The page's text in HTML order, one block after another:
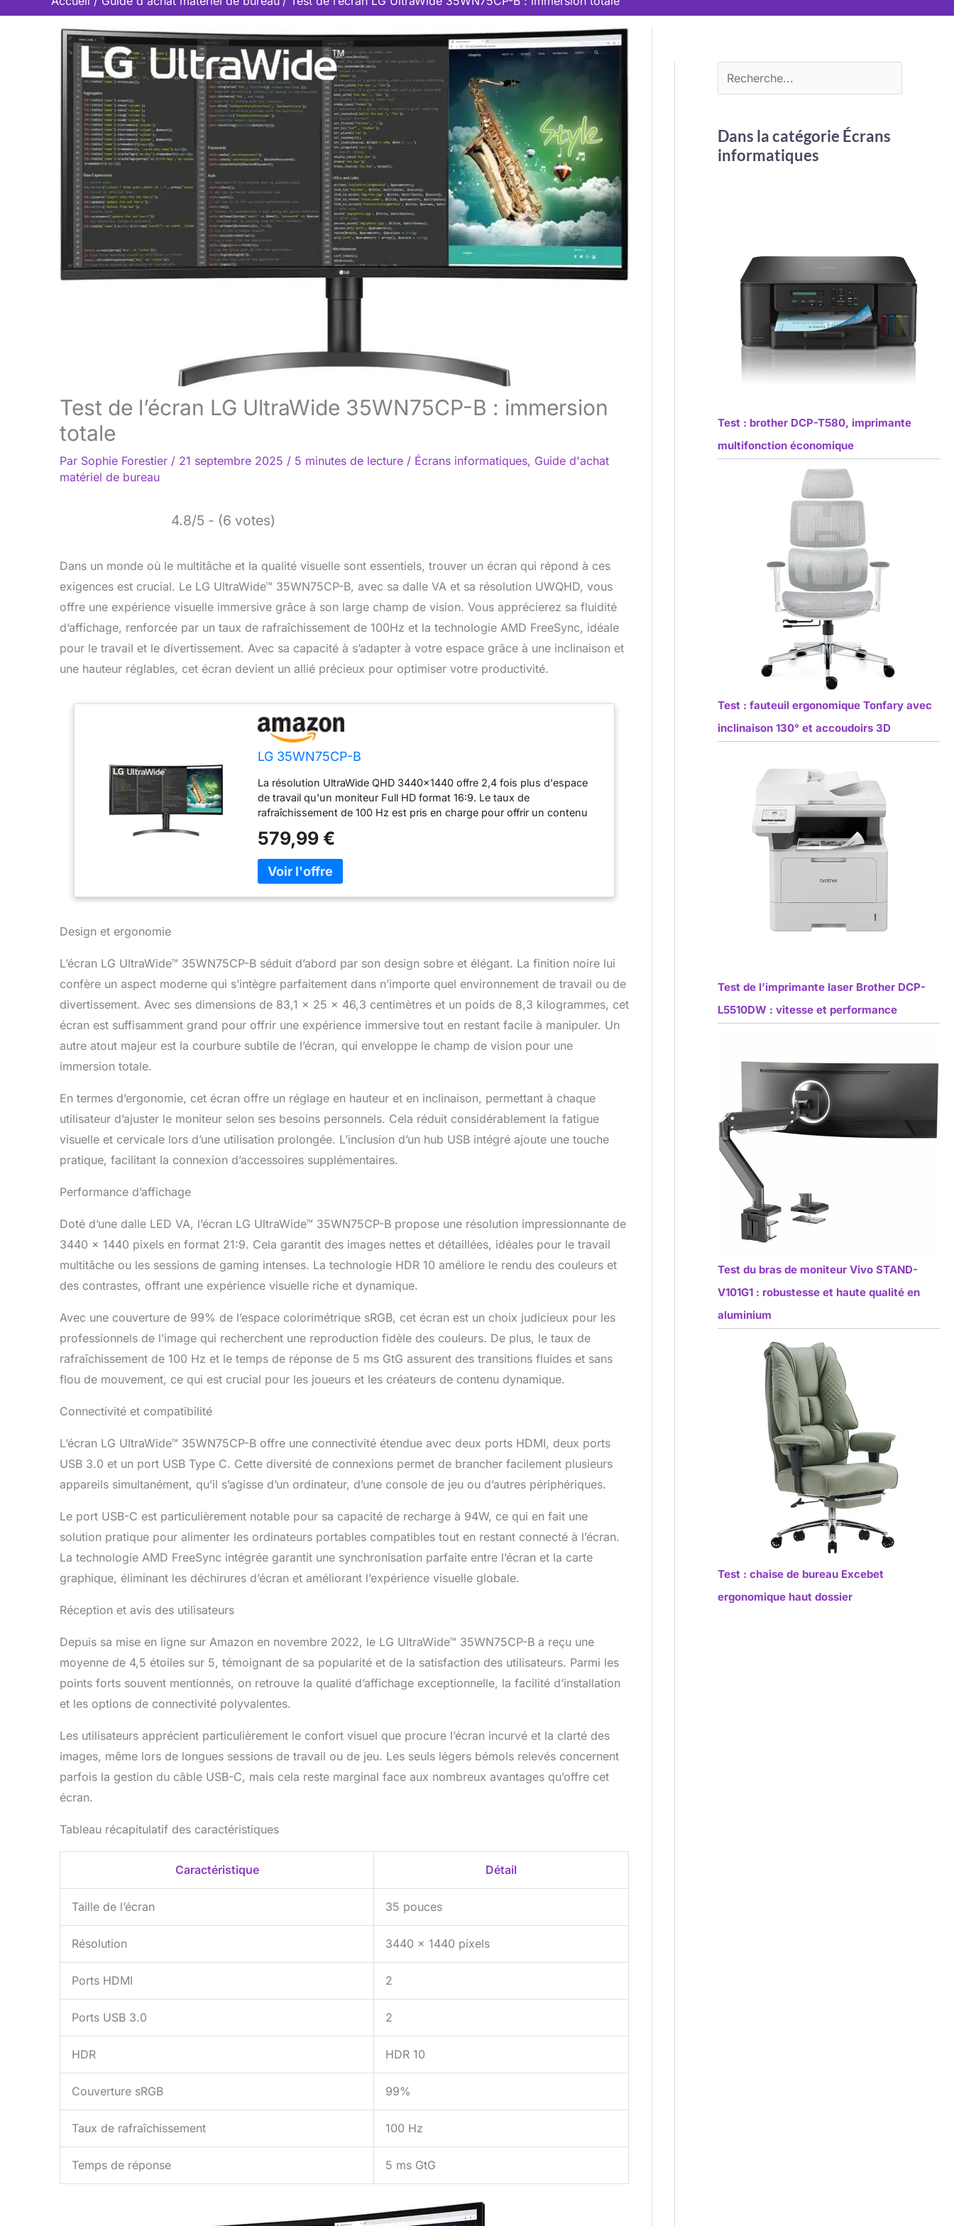
Test de l’écran LG UltraWide 35WN75CP-B : immersion
totale
Par Sophie Forestier / 21 septembre 2025 / 5 minutes de lecture / Écrans informatiques, Guide d'achat
matériel de bureau
4.8/5 - (6 votes)
Dans un monde où le multitâche et la qualité visuelle sont essentiels, trouver un écran qui répond à ces
exigences est crucial. Le LG UltraWide™ 35WN75CP-B, avec sa dalle VA et sa résolution UWQHD, vous
offre une expérience visuelle immersive grâce à son large champ de vision. Vous apprécierez sa fluidité
d’affichage, renforcée par un taux de rafraîchissement de 100Hz et la technologie AMD FreeSync, idéale
pour le travail et le divertissement. Avec sa capacité à s’adapter à votre espace grâce à une inclinaison et
une hauteur réglables, cet écran devient un allié précieux pour optimiser votre productivité.
LG 35WN75CP-B
La résolution UltraWide QHD 3440x1440 offre 2,4 fois plus d'espace
de travail qu'un moniteur Full HD format 16:9. Le taux de
rafraîchissement de 100 Hz est pris en charge pour offrir un contenu
connecter l'écran à votre ordinateur portable tout en chargeant votre
ordinateur portable (~90W). La prise en charge de l'HDR vous permet
de profiter pleinement des jeux et films en haute résolution avec des
couleurs plus éclatantes que jamais. Ce moniteur est équipé de deux
haut-parleurs intégrés 7W MAXXAUDIO pour une expérience encore
579,99 €
Design et ergonomie
L’écran LG UltraWide™ 35WN75CP-B séduit d’abord par son design sobre et élégant. La finition noire lui
confère un aspect moderne qui s’intègre parfaitement dans n’importe quel environnement de travail ou de
divertissement. Avec ses dimensions de 83,1 x 25 x 46,3 centimètres et un poids de 8,3 kilogrammes, cet
écran est suffisamment grand pour offrir une expérience immersive tout en restant facile à manipuler. Un
autre atout majeur est la courbure subtile de l’écran, qui enveloppe le champ de vision pour une
immersion totale.
En termes d’ergonomie, cet écran offre un réglage en hauteur et en inclinaison, permettant à chaque
utilisateur d’ajuster le moniteur selon ses besoins personnels. Cela réduit considérablement la fatigue
visuelle et cervicale lors d’une utilisation prolongée. L’inclusion d’un hub USB intégré ajoute une touche
pratique, facilitant la connexion d’accessoires supplémentaires.
Performance d’affichage
Doté d’une dalle LED VA, l’écran LG UltraWide™ 35WN75CP-B propose une résolution impressionnante de
3440 x 1440 pixels en format 21:9. Cela garantit des images nettes et détaillées, idéales pour le travail
multitâche ou les sessions de gaming intenses. La technologie HDR 10 améliore le rendu des couleurs et
des contrastes, offrant une expérience visuelle riche et dynamique.
Avec une couverture de 99% de l’espace colorimétrique sRGB, cet écran est un choix judicieux pour les
professionnels de l’image qui recherchent une reproduction fidèle des couleurs. De plus, le taux de
rafraîchissement de 100 Hz et le temps de réponse de 5 ms GtG assurent des transitions fluides et sans
flou de mouvement, ce qui est crucial pour les joueurs et les créateurs de contenu dynamique.
Connectivité et compatibilité
L’écran LG UltraWide™ 35WN75CP-B offre une connectivité étendue avec deux ports HDMI, deux ports
USB 3.0 et un port USB Type C. Cette diversité de connexions permet de brancher facilement plusieurs
appareils simultanément, qu’il s’agisse d’un ordinateur, d’une console de jeu ou d’autres périphériques.
Le port USB-C est particulièrement notable pour sa capacité de recharge à 94W, ce qui en fait une
solution pratique pour alimenter les ordinateurs portables compatibles tout en restant connecté à l’écran.
La technologie AMD FreeSync intégrée garantit une synchronisation parfaite entre l’écran et la carte
graphique, éliminant les déchirures d’écran et améliorant l’expérience visuelle globale.
Réception et avis des utilisateurs
Depuis sa mise en ligne sur Amazon en novembre 2022, le LG UltraWide™ 35WN75CP-B a reçu une
moyenne de 4,5 étoiles sur 5, témoignant de sa popularité et de la satisfaction des utilisateurs. Parmi les
points forts souvent mentionnés, on retrouve la qualité d’affichage exceptionnelle, la facilité d’installation
et les options de connectivité polyvalentes.
Les utilisateurs apprécient particulièrement le confort visuel que procure l’écran incurvé et la clarté des
images, même lors de longues sessions de travail ou de jeu. Les seuls légers bémols relevés concernent
parfois la gestion du câble USB-C, mais cela reste marginal face aux nombreux avantages qu’offre cet
écran.
Tableau récapitulatif des caractéristiques
Caractéristique Détail
Taille de l’écran 35 pouces
Résolution 3440 x 1440 pixels
Ports HDMI 2
Ports USB 3.0 2
HDR HDR 10
Couverture sRGB 99%
Taux de rafraîchissement 100 Hz
Temps de réponse 5 ms GtG
Dans la catégorie Écrans
informatiques
Test : brother DCP-T580, imprimante
multifonction économique
Test : fauteuil ergonomique Tonfary avec
inclinaison 130° et accoudoirs 3D
Test de l’imprimante laser Brother DCP-
L5510DW : vitesse et performance
Test du bras de moniteur Vivo STAND-
V101G1 : robustesse et haute qualité en
aluminium
Test : chaise de bureau Excebet
ergonomique haut dossier